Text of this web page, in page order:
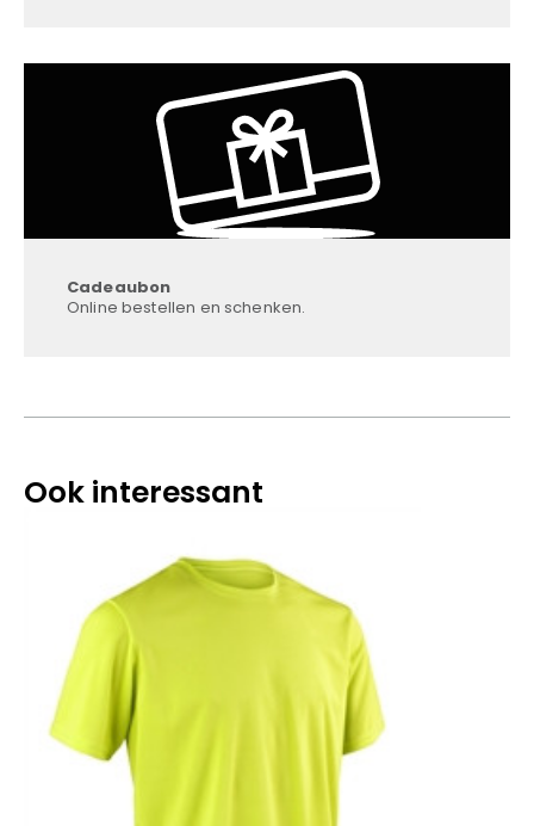
Cadeaubon
Online bestellen en schenken.
Ook interessant